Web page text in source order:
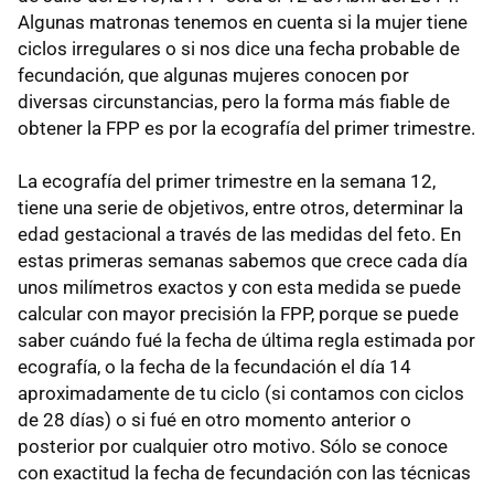
Algunas matronas tenemos en cuenta si la mujer tiene
ciclos irregulares o si nos dice una fecha probable de
fecundación, que algunas mujeres conocen por
diversas circunstancias, pero la forma más fiable de
obtener la FPP es por la ecografía del primer trimestre.
La ecografía del primer trimestre en la semana 12,
tiene una serie de objetivos, entre otros, determinar la
edad gestacional a través de las medidas del feto. En
estas primeras semanas sabemos que crece cada día
unos milímetros exactos y con esta medida se puede
calcular con mayor precisión la FPP, porque se puede
saber cuándo fué la fecha de última regla estimada por
ecografía, o la fecha de la fecundación el día 14
aproximadamente de tu ciclo (si contamos con ciclos
de 28 días) o si fué en otro momento anterior o
posterior por cualquier otro motivo. Sólo se conoce
con exactitud la fecha de fecundación con las técnicas